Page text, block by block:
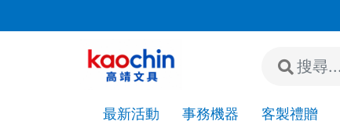
最新活動 事務機器 客製禮贈